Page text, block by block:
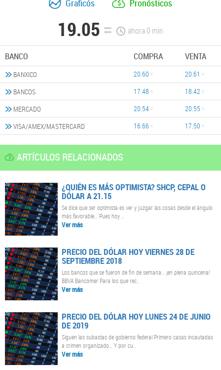
Graficós Pronósticos
19.05 ahora0 min
BANCO COMPRA VENTA
BANXICO 20.60
20.61
BANCOS
17.48
18.42
MERCADO
20.54
20.55
VISA/AMEX/MASTERCARD
16.66 17.50
ARTÍCULOS RELACIONADOS
¿QUIÉN ES MÁS OPTIMISTA? SHCP, CEPAL O
DÓLAR A 21.15
Se dice que ser optimista es ver y juzgar las cosas desde el ángulo
más favorable… Pues hoy ..
Ver más
PRECIO DEL DÓLAR HOY VIERNES 28 DE
SEPTIEMBRE 2018
Los bancos que se fueron de fin de semana… ¡en plena quincena!
BBVA Bancomer Para los que rec..
Ver más
PRECIO DEL DÓLAR HOY LUNES 24 DE JUNIO
DE 2019
Siguen las subastas de gobierno federal Primero casas incautadas
a crimen organizado… Y por cu..
Ver más